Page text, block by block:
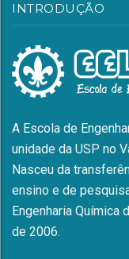
INTRODUÇÃO
A Escola de
unidade da USP no
Nasceu da
ensino e de
Engenharia Química
de 2006.